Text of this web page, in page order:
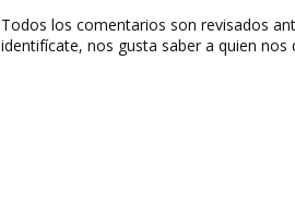
Todos los comentarios son revisados
identifícate, nos gusta saber a quien nos